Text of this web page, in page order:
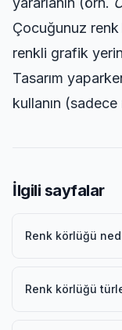
Çocuğunuz
renkli grafik
Tasarım
kullanın
İlgili sayfalar
Renk körlüğü
Renk körlüğü